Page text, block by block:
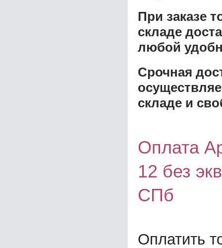
При заказе
складе
любой
Срочная
складе и
Оплата
12 без
СПб
Оплатить